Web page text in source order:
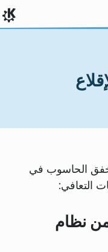
يخفق الحاسوب في
التعافي:
من نظام